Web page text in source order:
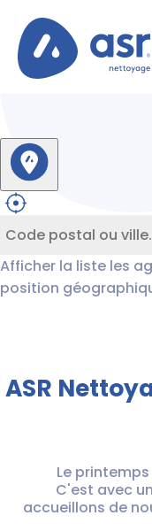
Afficher la liste les
position
ASR
Le
C'est avec
accueillons de